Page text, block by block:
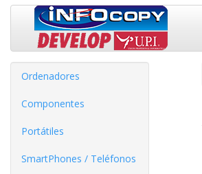
Ordenadores
Componentes
Portátiles
SmartPhones / Teléfonos